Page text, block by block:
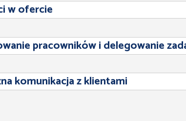
Strategia marketingowa a
w ofercie
pracowników i delegowanie
komunikacja z klientami